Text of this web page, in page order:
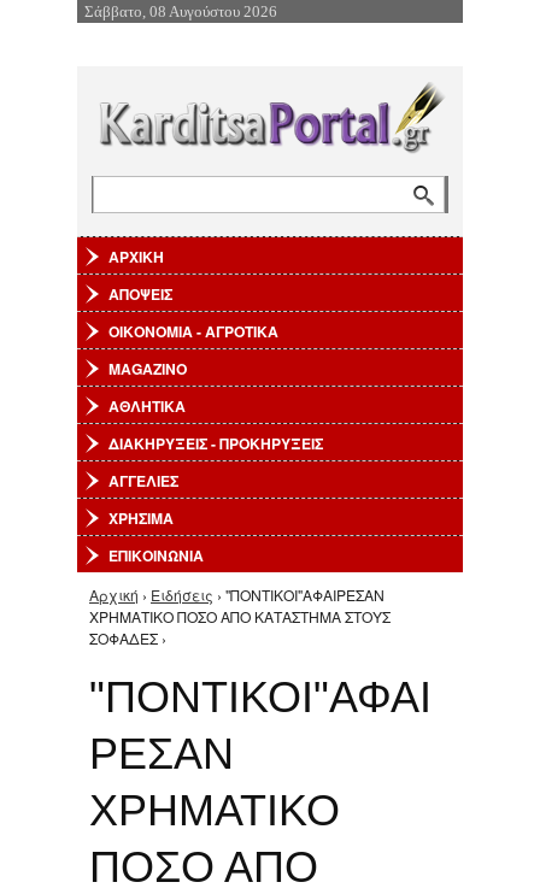
Επιστροφή στην Πλοήγηση
Σάββατο, 08 Αυγούστου 2026
ΑΡΧΙΚΗ
ΑΠΟΨΕΙΣ
ΟΙΚΟΝΟΜΙΑ - ΑΓΡΟΤΙΚΑ
MAGAZINO
ΑΘΛΗΤΙΚΑ
ΔΙΑΚΗΡΥΞΕΙΣ - ΠΡΟΚΗΡΥΞΕΙΣ
ΑΓΓΕΛΙΕΣ
ΧΡΗΣΙΜΑ
ΕΠΙΚΟΙΝΩΝΙΑ
Είστε εδώ
Αρχική › Ειδήσεις › "ΠΟΝΤΙΚΟΙ"ΑΦΑΙΡΕΣΑΝ
ΧΡΗΜΑΤΙΚΟ ΠΟΣΟ ΑΠΟ ΚΑΤΑΣΤΗΜΑ ΣΤΟΥΣ
ΣΟΦΑΔΕΣ ›
"ΠΟΝΤΙΚΟΙ"ΑΦΑΙ
ΡΕΣΑΝ
ΧΡΗΜΑΤΙΚΟ
ΠΟΣΟ ΑΠΟ